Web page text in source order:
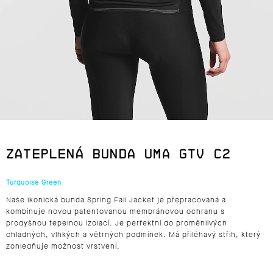
ZATEPLENÁ BUNDA UMA GTV C2
Turquoise Green
Naše ikonická bunda Spring Fall Jacket je přepracovaná a
kombinuje novou patentovanou membránovou ochranu s
prodyšnou tepelnou izolací. Je perfektní do proměnlivých
chladných, vlhkých a větrných podmínek. Má přiléhavý střih, který
zohledňuje možnost vrstvení.
J
Í
T
?